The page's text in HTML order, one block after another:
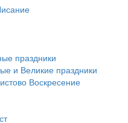
праздники
и Великие праздники
Воскресение